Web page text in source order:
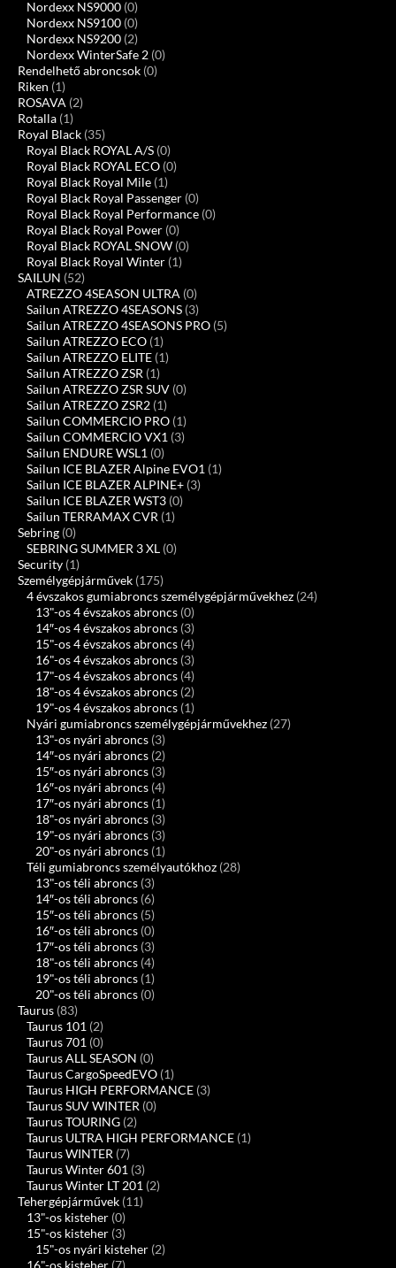
Nordexx NS9000 (0)
Nordexx NS9100 (0)
Nordexx NS9200 (2)
Nordexx WinterSafe 2 (0)
Rendelhető abroncsok (0)
Riken (1)
ROSAVA (2)
Rotalla (1)
Royal Black (35)
Royal Black ROYAL A/S (0)
Royal Black ROYAL ECO (0)
Royal Black Royal Mile (1)
Royal Black Royal Passenger (0)
Royal Black Royal Performance (0)
Royal Black Royal Power (0)
Royal Black ROYAL SNOW (0)
Royal Black Royal Winter (1)
SAILUN (52)
ATREZZO 4SEASON ULTRA (0)
Sailun ATREZZO 4SEASONS (3)
Sailun ATREZZO 4SEASONS PRO (5)
Sailun ATREZZO ECO (1)
Sailun ATREZZO ELITE (1)
Sailun ATREZZO ZSR (1)
Sailun ATREZZO ZSR SUV (0)
Sailun ATREZZO ZSR2 (1)
Sailun COMMERCIO PRO (1)
Sailun COMMERCIO VX1 (3)
Sailun ENDURE WSL1 (0)
Sailun ICE BLAZER Alpine EVO1 (1)
Sailun ICE BLAZER ALPINE+ (3)
Sailun ICE BLAZER WST3 (0)
Sailun TERRAMAX CVR (1)
Sebring (0)
SEBRING SUMMER 3 XL (0)
Security (1)
Személygépjárművek (175)
4 évszakos gumiabroncs személygépjárművekhez (24)
13"-os 4 évszakos abroncs (0)
14″-os 4 évszakos abroncs (3)
15"-os 4 évszakos abroncs (4)
16"-os 4 évszakos abroncs (3)
17"-os 4 évszakos abroncs (4)
18"-os 4 évszakos abroncs (2)
19"-os 4 évszakos abroncs (1)
Nyári gumiabroncs személygépjárművekhez (27)
13"-os nyári abroncs (3)
14″-os nyári abroncs (2)
15″-os nyári abroncs (3)
16″-os nyári abroncs (4)
17″-os nyári abroncs (1)
18"-os nyári abroncs (3)
19"-os nyári abroncs (3)
20"-os nyári abroncs (1)
Téli gumiabroncs személyautókhoz (28)
13"-os téli abroncs (3)
14″-os téli abroncs (6)
15″-os téli abroncs (5)
16″-os téli abroncs (0)
17″-os téli abroncs (3)
18"-os téli abroncs (4)
19"-os téli abroncs (1)
20"-os téli abroncs (0)
Taurus (83)
Taurus 101 (2)
Taurus 701 (0)
Taurus ALL SEASON (0)
Taurus CargoSpeedEVO (1)
Taurus HIGH PERFORMANCE (3)
Taurus SUV WINTER (0)
Taurus TOURING (2)
Taurus ULTRA HIGH PERFORMANCE (1)
Taurus WINTER (7)
Taurus Winter 601 (3)
Taurus Winter LT 201 (2)
Tehergépjárművek (11)
13"-os kisteher (0)
15"-os kisteher (3)
15"-os nyári kisteher (2)
16"-os kisteher (7)